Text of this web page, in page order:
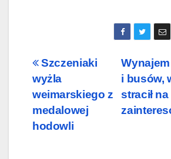
Nawigacja
wpisu
i busów,
stracił na
Szczeniaki
wyżla
weimarskiego z
medalowej
hodowli